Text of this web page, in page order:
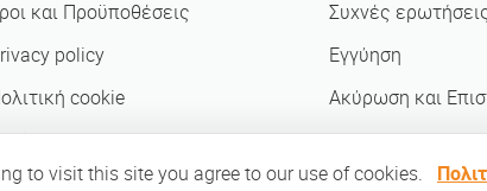
και Προϋποθέσεις
policy
cookie
Συχνές
Εγγύηση
Ακύρωση και
to visit this site you agree to our use of cookies.